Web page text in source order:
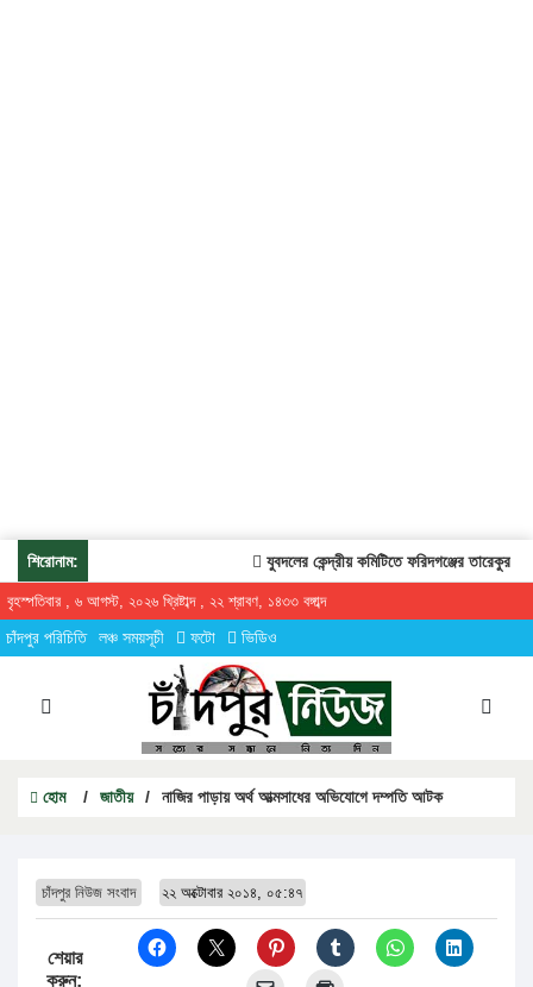
শিরোনাম: যুবদলের কেন্দ্রীয় কমিটিতে ফরিদগঞ্জের তারেকুর রহমান
বৃহস্পতিবার , ৬ আগস্ট, ২০২৬ খ্রিষ্টাব্দ , ২২ শ্রাবণ, ১৪৩৩ বঙ্গাব্দ
চাঁদপুর পরিচিতি লঞ্চ সময়সূচী ফটো ভিডিও
হোম / জাতীয় / নাজির পাড়ায় অর্থ আত্মসাধের অভিযোগে দম্পতি আটক
চাঁদপুর নিউজ সংবাদ ২২ অক্টোবার ২০১৪, ০৫:৪৭
শেয়ার
করুন: